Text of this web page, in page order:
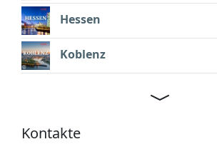
Hessen
Koblenz
Kontakte